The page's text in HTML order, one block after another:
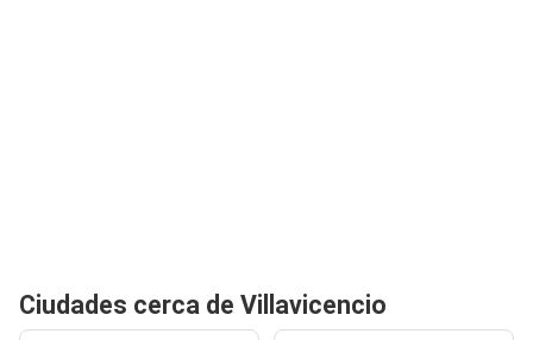
Ciudades cerca de Villavicencio